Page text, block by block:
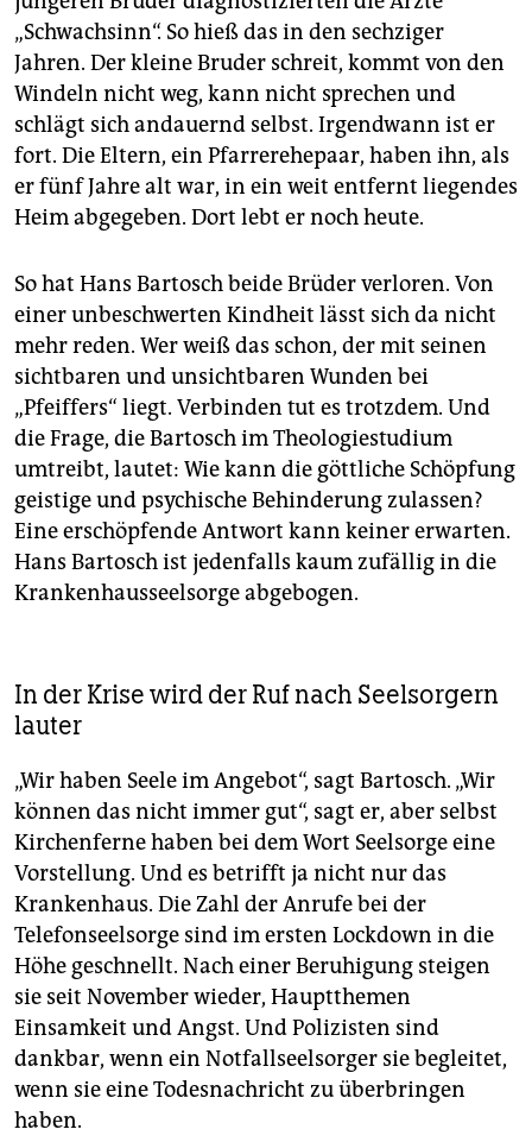
„Schwachsinn“. So hieß das in den sechziger
Jahren. Der kleine Bruder schreit, kommt von den
Windeln nicht weg, kann nicht sprechen und
schlägt sich andauernd selbst. Irgendwann ist er
fort. Die Eltern, ein Pfarrerehepaar, haben ihn, als
er fünf Jahre alt war, in ein weit entfernt liegendes
Heim abgegeben. Dort lebt er noch heute.
So hat Hans Bartosch beide Brüder verloren. Von
einer unbeschwerten Kindheit lässt sich da nicht
mehr reden. Wer weiß das schon, der mit seinen
sichtbaren und unsichtbaren Wunden bei
„Pfeiffers“ liegt. Verbinden tut es trotzdem. Und
die Frage, die Bartosch im Theologiestudium
umtreibt, lautet: Wie kann die göttliche Schöpfung
geistige und psychische Behinderung zulassen?
Eine erschöpfende Antwort kann keiner erwarten.
Hans Bartosch ist jedenfalls kaum zufällig in die
Krankenhausseelsorge abgebogen.
In der Krise wird der Ruf nach Seelsorgern
lauter
„Wir haben Seele im Angebot“, sagt Bartosch. „Wir
können das nicht immer gut“, sagt er, aber selbst
Kirchenferne haben bei dem Wort Seelsorge eine
Vorstellung. Und es betrifft ja nicht nur das
Krankenhaus. Die Zahl der Anrufe bei der
Telefonseelsorge sind im ersten Lockdown in die
Höhe geschnellt. Nach einer Beruhigung steigen
sie seit November wieder, Hauptthemen
Einsamkeit und Angst. Und Polizisten sind
dankbar, wenn ein Notfallseelsorger sie begleitet,
wenn sie eine Todesnachricht zu überbringen
haben.